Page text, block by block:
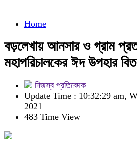
Home
বড়লেখায় আনসার ও গ্রাম
মহাপরিচালকের ঈদ উপহার
নিজস্ব প্রতিবেদক
Update Time : 10:32:29 am,
2021
483 Time View